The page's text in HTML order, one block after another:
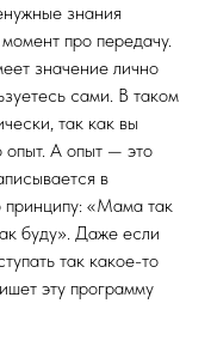
знания
про передачу.
значение лично
сами. В таком
так как вы
опыт. А опыт — это
в
принципу: «Мама так
буду». Даже если
так какое-то
эту программу